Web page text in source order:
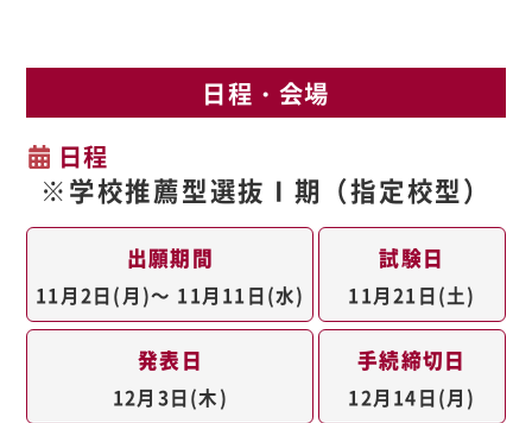
日程・会場
日程
※学校推薦型選抜Ⅰ期 （指定校型）
出願期間
11月2日(月)～ 11月11日(水)
試験日
11月21日(土)
発表日
12月3日(木)
手続締切日
12月14日(月)